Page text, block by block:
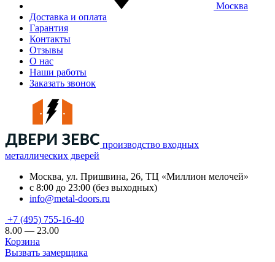
Москва
Доставка и оплата
Гарантия
Контакты
Отзывы
О нас
Наши работы
Заказать звонок
производство входных
металлических дверей
Москва, ул. Пришвина, 26, ТЦ «Миллион мелочей»
с 8:00 до 23:00 (без выходных)
info@metal-doors.ru
+7 (495) 755-16-40
8.00 — 23.00
Корзина
Вызвать замерщика